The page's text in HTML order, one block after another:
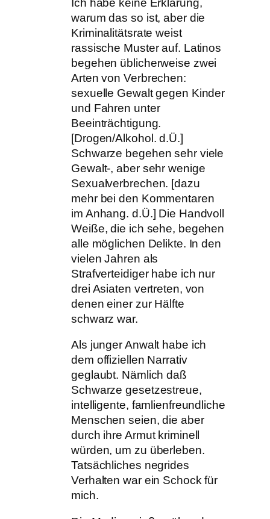
warum das so ist, aber die
Kriminalitätsrate weist
rassische Muster auf. Latinos
begehen üblicherweise zwei
Arten von Verbrechen:
sexuelle Gewalt gegen Kinder
und Fahren unter
Beeinträchtigung.
[Drogen/Alkohol. d.Ü.]
Schwarze begehen sehr viele
Gewalt-, aber sehr wenige
Sexualverbrechen. [dazu
mehr bei den Kommentaren
im Anhang. d.Ü.] Die Handvoll
Weiße, die ich sehe, begehen
alle möglichen Delikte. In den
vielen Jahren als
Strafverteidiger habe ich nur
drei Asiaten vertreten, von
denen einer zur Hälfte
schwarz war.
Als junger Anwalt habe ich
dem offiziellen Narrativ
geglaubt. Nämlich daß
Schwarze gesetzestreue,
intelligente, famlienfreundliche
Menschen seien, die aber
durch ihre Armut kriminell
würden, um zu überleben.
Tatsächliches negrides
Verhalten war ein Schock für
mich.